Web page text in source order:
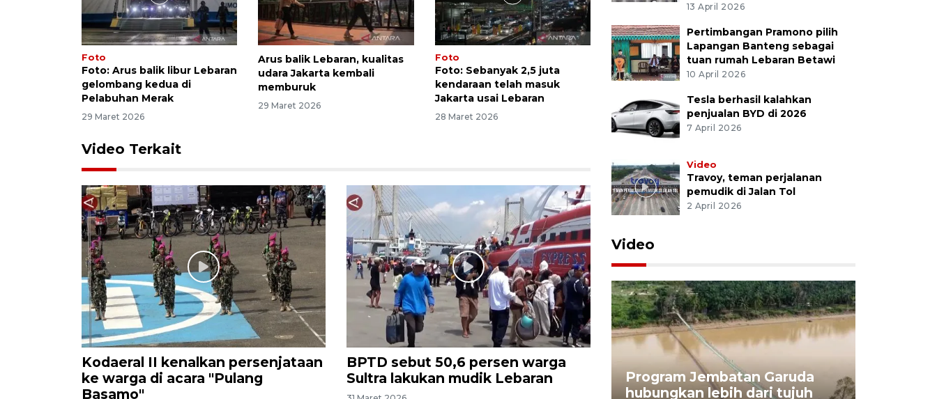
Foto
Foto: Arus balik libur Lebaran
gelombang kedua di
Pelabuhan Merak
29 Maret 2026
Arus balik Lebaran, kualitas
udara Jakarta kembali
memburuk
29 Maret 2026
Foto
Foto: Sebanyak 2,5 juta
kendaraan telah masuk
Jakarta usai Lebaran
28 Maret 2026
Video Terkait
Kodaeral II kenalkan persenjataan
ke warga di acara "Pulang
Basamo"
BPTD sebut 50,6 persen warga
Sultra lakukan mudik Lebaran
13 April 2026
Pertimbangan Pramono pilih
Lapangan Banteng sebagai
tuan rumah Lebaran Betawi
10 April 2026
Tesla berhasil kalahkan
penjualan BYD di 2026
7 April 2026
Video
Travoy, teman perjalanan
pemudik di Jalan Tol
2 April 2026
Video
Gabung Persebaya, striker
timnas Ramadhan Sananta
Program Jembatan Garuda
hubungkan lebih dari tujuh